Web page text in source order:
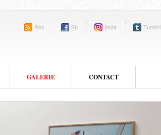
Rss Fb Insta Tumbrl
GALERIE CONTACT